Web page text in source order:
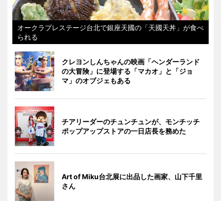
オークラプレステージ台北で銀座天國の「天國天丼」が食べ
られる
クレヨンしんちゃんの映画「ヘンダーランド
の大冒険」に登場する「マカオ」と「ジョ
マ」のオブジェもある
チアリーダーのチュンチュンが、モンチッチ
ポップアップストアの一日店長を務めた
Art of Miku台北展に出品した画家、山下千里
さん